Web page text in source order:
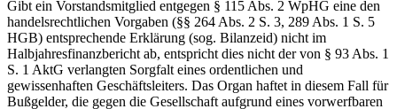
Gibt ein Vorstandsmitglied entgegen § 115 Abs. 2 WpHG eine den
handelsrechtlichen Vorgaben (§§ 264 Abs. 2 S. 3, 289 Abs. 1 S. 5
HGB) entsprechende Erklärung (sog. Bilanzeid) nicht im
Halbjahresfinanzbericht ab, entspricht dies nicht der von § 93 Abs. 1
S. 1 AktG verlangten Sorgfalt eines ordentlichen und
gewissenhaften Geschäftsleiters. Das Organ haftet in diesem Fall für
Bußgelder, die gegen die Gesellschaft aufgrund eines vorwerfbaren